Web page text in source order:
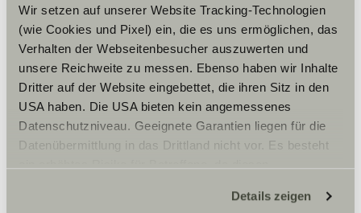
Wir setzen auf unserer Website Tracking-Technologien
(wie Cookies und Pixel) ein, die es uns ermöglichen, das
Verhalten der Webseitenbesucher auszuwerten und
unsere Reichweite zu messen. Ebenso haben wir Inhalte
Dritter auf der Website eingebettet, die ihren Sitz in den
USA haben. Die USA bieten kein angemessenes
Datenschutzniveau. Geeignete Garantien liegen für die
Datenübermittlung in das Drittland nicht vor. Es besteht
zustehen. Eingesetzte Dienstleister können Daten für
Details zeigen
Otvírací doba
FAHRZEUGVERKAUF
Montag – Freitag: